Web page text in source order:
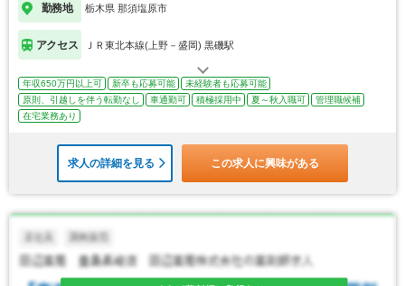
勤務地 栃木県 那須塩原市
アクセス ＪＲ東北本線(上野－盛岡) 黒磯駅
年収650万円以上可 新卒も応募可能
未経験者も応募可能
原則、引越しを伴う転勤なし
車通勤可 積極採用中 夏～秋入職可
管理職候補
在宅業務あり
求人の詳細を見る この求人に興味がある